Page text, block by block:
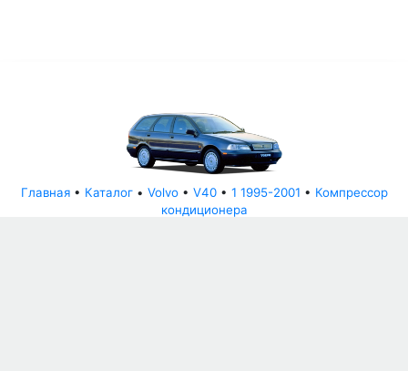
Главная• Каталог• Volvo• V40• 1 1995-2001 • Компрессор
кондиционера